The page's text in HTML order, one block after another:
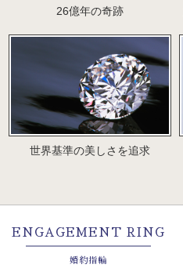
26億年の奇跡
世界基準の美しさを追求
ENGAGEMENT RING
婚約指輪